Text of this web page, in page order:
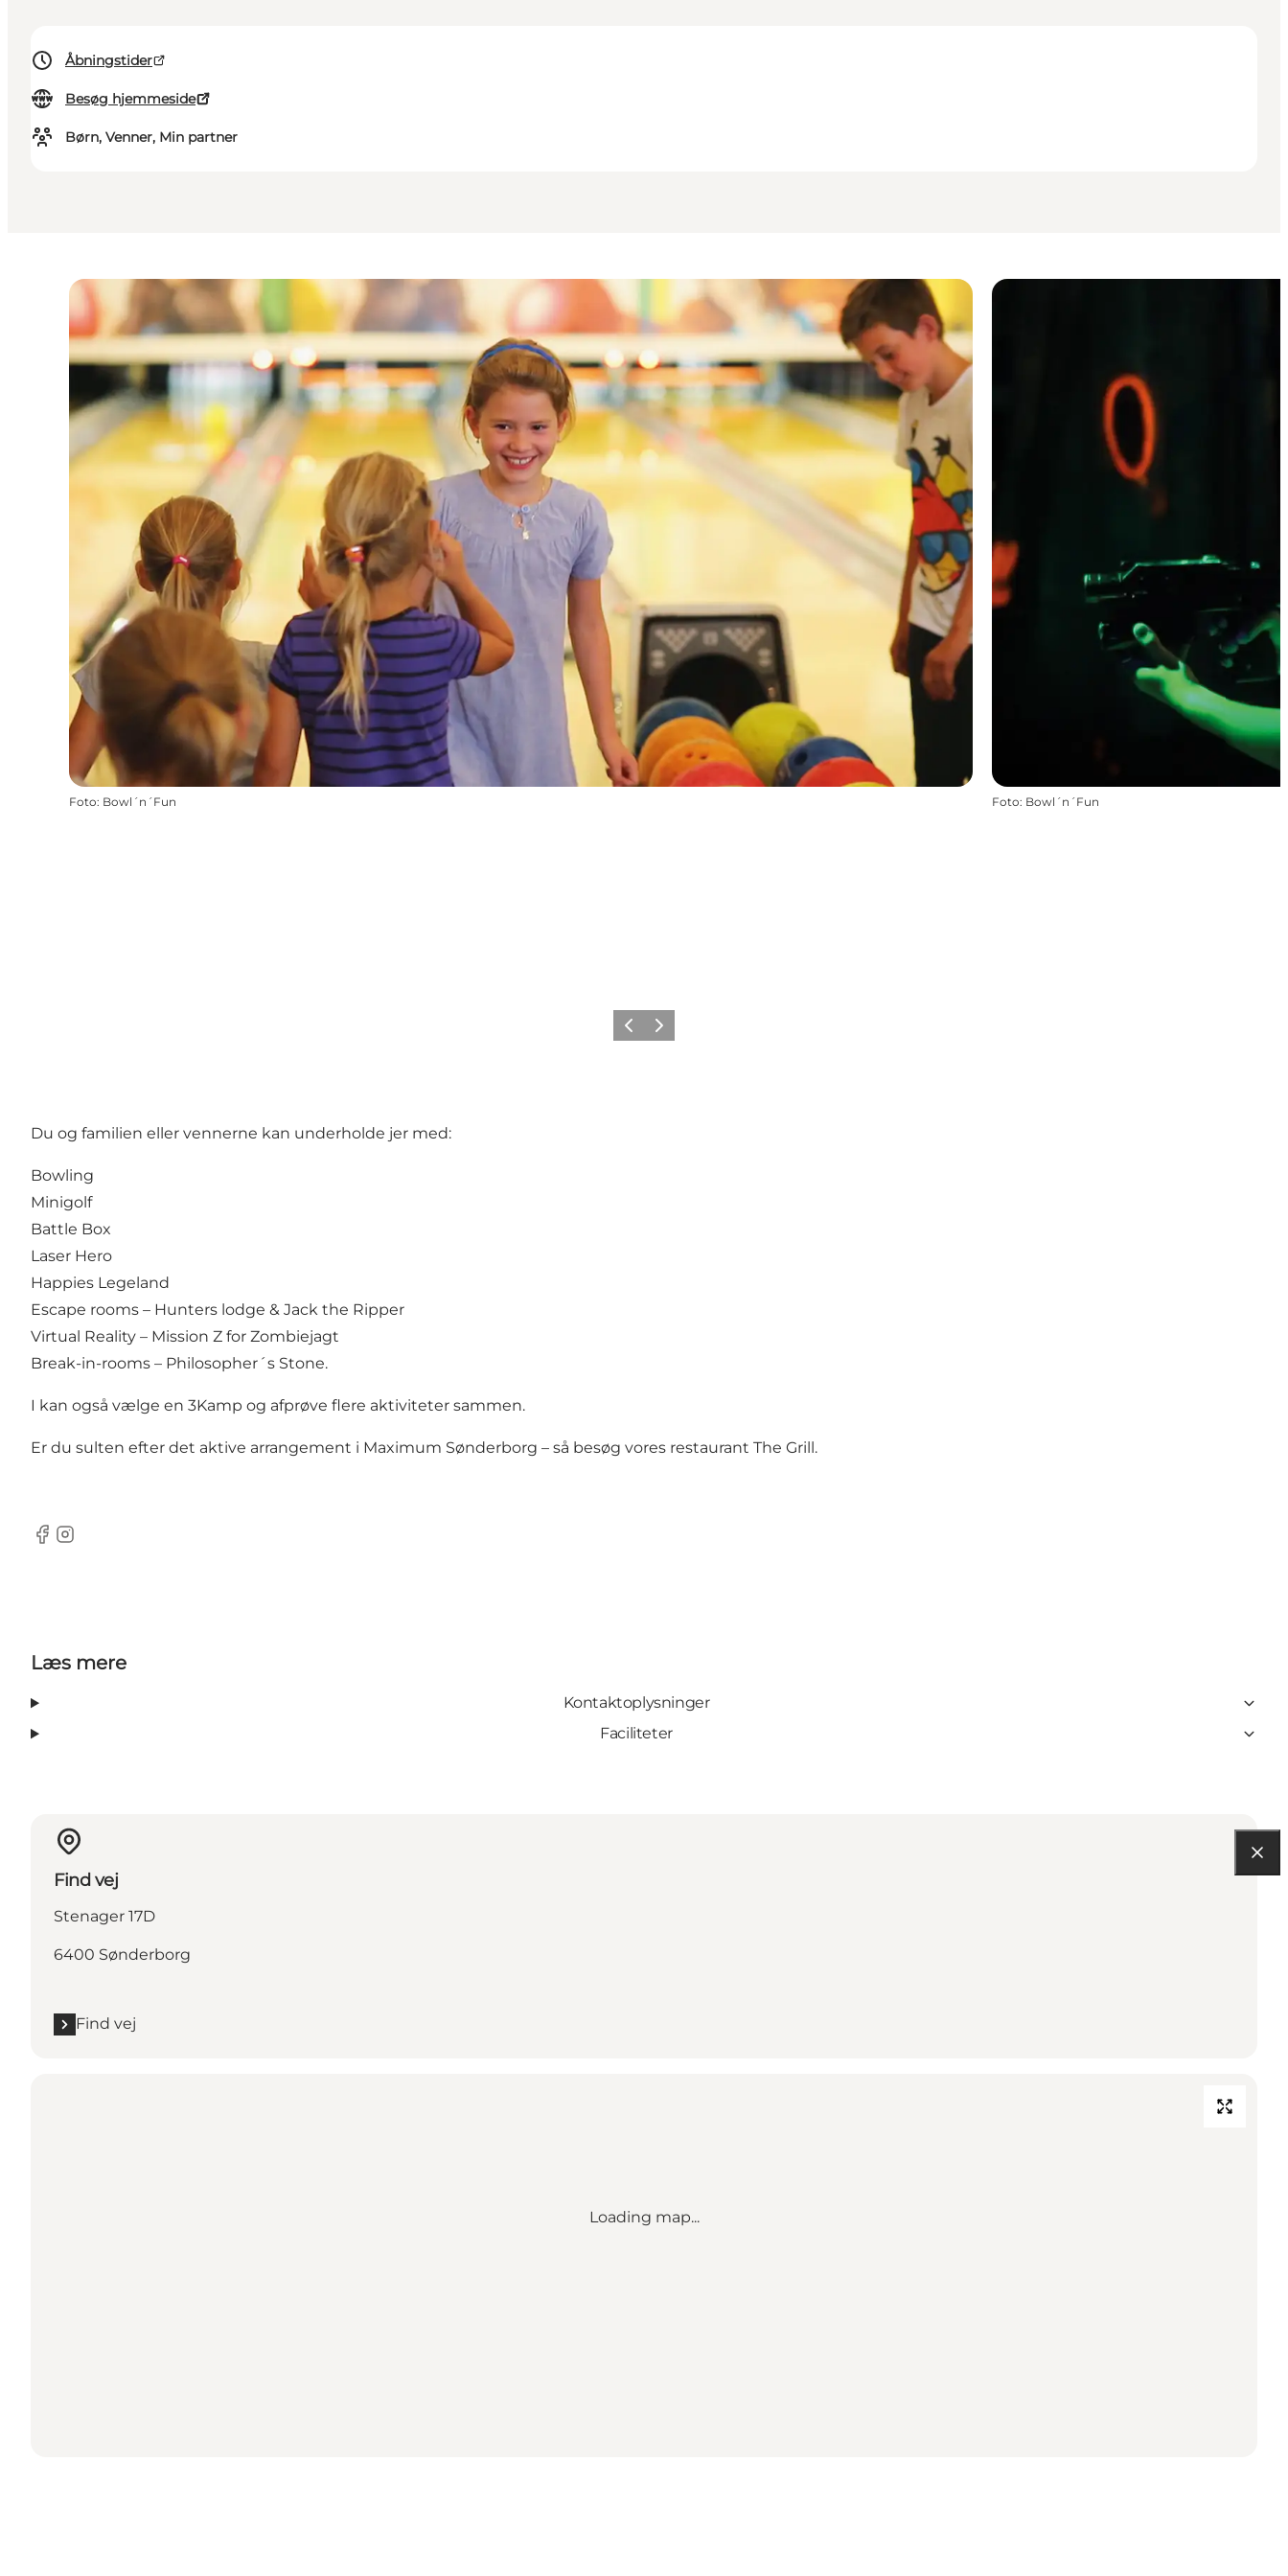
Åbningstider
Besøg hjemmeside
Børn, Venner, Min partner
Foto: Bowl´n´Fun Foto: Bowl´n´Fun
ForrigeNæste
Du og familien eller vennerne kan underholde jer med:
Bowling
Minigolf
Battle Box
Laser Hero
Happies Legeland
Escape rooms – Hunters lodge & Jack the Ripper
Virtual Reality – Mission Z for Zombiejagt
Break-in-rooms – Philosopher´s Stone.
I kan også vælge en 3Kamp og afprøve flere aktiviteter sammen.
Er du sulten efter det aktive arrangement i Maximum Sønderborg – så besøg vores restaurant The Grill.
facebook
instagram
Læs mere
Kontaktoplysninger
Faciliteter
Find vej
Stenager 17D
6400 Sønderborg
Find vej
Loading map...